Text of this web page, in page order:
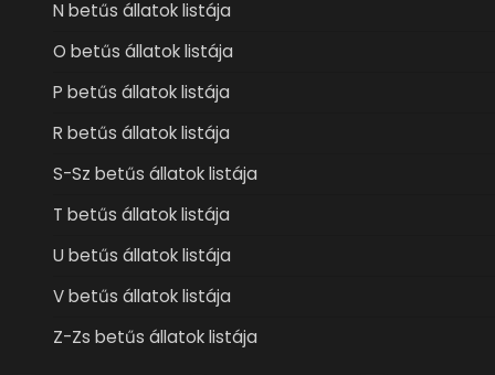
N betűs állatok listája
O betűs állatok listája
P betűs állatok listája
R betűs állatok listája
S-Sz betűs állatok listája
T betűs állatok listája
U betűs állatok listája
V betűs állatok listája
Z-Zs betűs állatok listája